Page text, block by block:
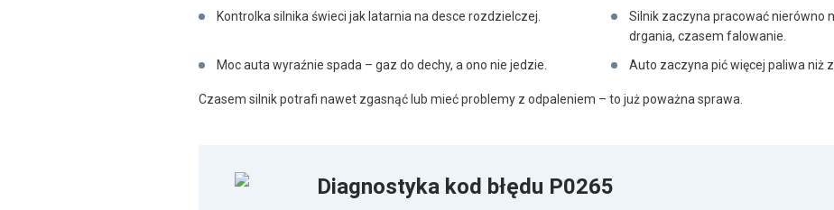
Kontrolka silnika świeci jak latarnia na desce rozdzielczej.
Silnik zaczyna pracować nierówno
drgania, czasem falowanie.
Moc auta wyraźnie spada – gaz do dechy, a ono nie jedzie.
Auto zaczyna pić więcej paliwa niż
Czasem silnik potrafi nawet zgasnąć lub mieć problemy z odpaleniem – to już poważna sprawa.
Diagnostyka kod błędu P0265